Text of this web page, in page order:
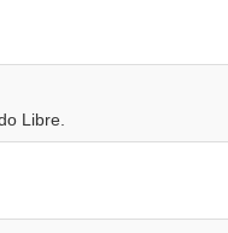
Libre.